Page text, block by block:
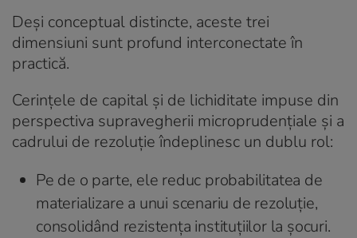
Deși conceptual distincte, aceste trei
dimensiuni sunt profund interconectate în
practică.
Cerințele de capital și de lichiditate impuse din
perspectiva supravegherii microprudențiale și a
cadrului de rezoluție îndeplinesc un dublu rol:
Pe de o parte, ele reduc probabilitatea de
materializare a unui scenariu de rezoluție,
consolidând rezistența instituțiilor la șocuri.